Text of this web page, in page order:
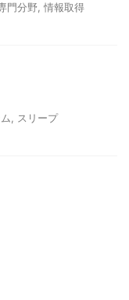
門分野 情報取得
スリープ